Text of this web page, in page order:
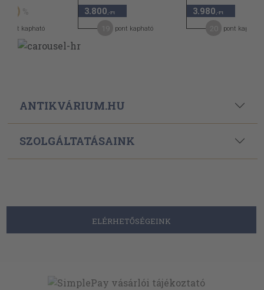
50
pont kapható
3.800 ,-Ft
pont kapható
3.980 ,-Ft
pont kapható
ANTIKVÁRIUM.HU
SZOLGÁLTATÁSAINK
ELÉRHETŐSÉGEINK